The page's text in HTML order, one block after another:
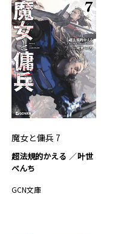
魔女と傭兵 7
超法規的かえる
叶世
べんち
GCN文庫